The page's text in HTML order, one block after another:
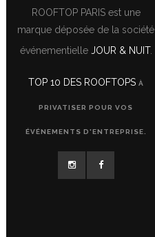
ROOFTOP PARIS est une
marque déposée de la société
événementielle JOUR & NUIT.
TOP 10 DES ROOFTOPS À
PRIVATISER POUR VOS
ÉVÉNEMENTS D'ENTREPRISE.